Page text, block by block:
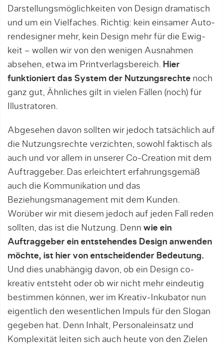
Darstellungsmöglichkeiten von Design dramatisch
und um ein Vielfaches. Richtig: kein einsamer Auto­
ren­designer mehr, kein Design mehr für die Ewig­
keit – wollen wir von den wenigen Ausnahmen
absehen, etwa im Printverlagsbereich. Hier
funktioniert das System der Nutzungsrechte noch
ganz gut, Ähn­li­ches gilt in vielen Fällen (noch) für
Illustratoren.
Abgesehen davon sollten wir jedoch tatsächlich auf
die Nutzungsrechte verzichten, sowohl faktisch als
auch und vor allem in unserer Co-Creation mit dem
Auftraggeber. Das erleichtert erfahrungsgemäß
auch die Kommunikation und das
Beziehungsmanagement mit dem Kunden.
Worüber wir mit diesem jedoch auf jeden Fall reden
sollten, das ist die Nutzung. Denn wie ein
Auftraggeber ein entstehendes Design anwenden
möchte, ist hier von entschei­den­der Bedeutung.
Und dies unabhängig davon, ob ein Design co-
kreativ entsteht oder ob wir nicht mehr eindeutig
bestimmen können, wer im Kreativ-Inkubator nun
eigentlich den wesentlichen Impuls für den Slogan
gegeben hat. Denn Inhalt, Personal­ein­satz und
Komplexität leiten sich auch heute von den Zielen